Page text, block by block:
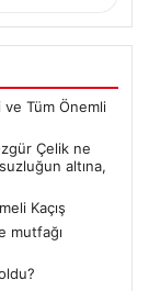
ve Tüm Önemli
Çelik ne
altına,
Kaçış
mutfağı